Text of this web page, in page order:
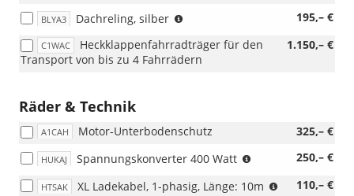
mit
A1GAP
oder
Paket,
AGDAB)
BLYA3 195,– €
Dachreling, silber
mit
Dachgepäckträger,
C1WAC 1.150,– €
Heckklappenfahrradträger für den
Transport von bis zu 4 Fahrrädern
Räder & Technik
A1CAH 325,– €
Motor-Unterbodenschutz
HUKAJ 250,– €
Spannungskonverter 400 Watt
mit
HTSAK 110,– €
XL Ladekabel, 1-phasig, Länge: 10m
(nur